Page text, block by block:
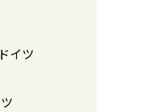
イツ